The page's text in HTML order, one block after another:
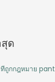
ด
ถูกกฎหมาย